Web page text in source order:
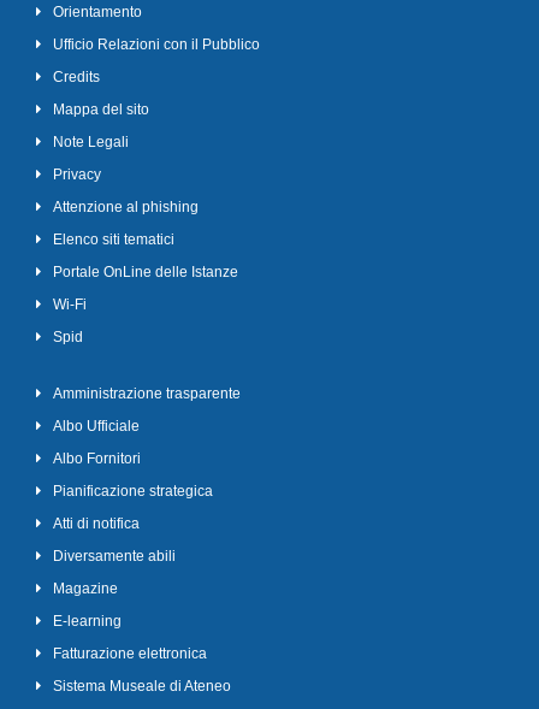
Orientamento
Ufficio Relazioni con il Pubblico
Credits
Mappa del sito
Note Legali
Privacy
Attenzione al phishing
Elenco siti tematici
Portale OnLine delle Istanze
Wi-Fi
Spid
Amministrazione trasparente
Albo Ufficiale
Albo Fornitori
Pianificazione strategica
Atti di notifica
Diversamente abili
Magazine
E-learning
Fatturazione elettronica
Sistema Museale di Ateneo